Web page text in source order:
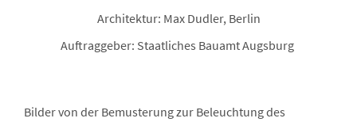
Architektur: Max Dudler, Berlin
Auftraggeber: Staatliches Bauamt Augsburg
Bilder von der Bemusterung zur Beleuchtung des